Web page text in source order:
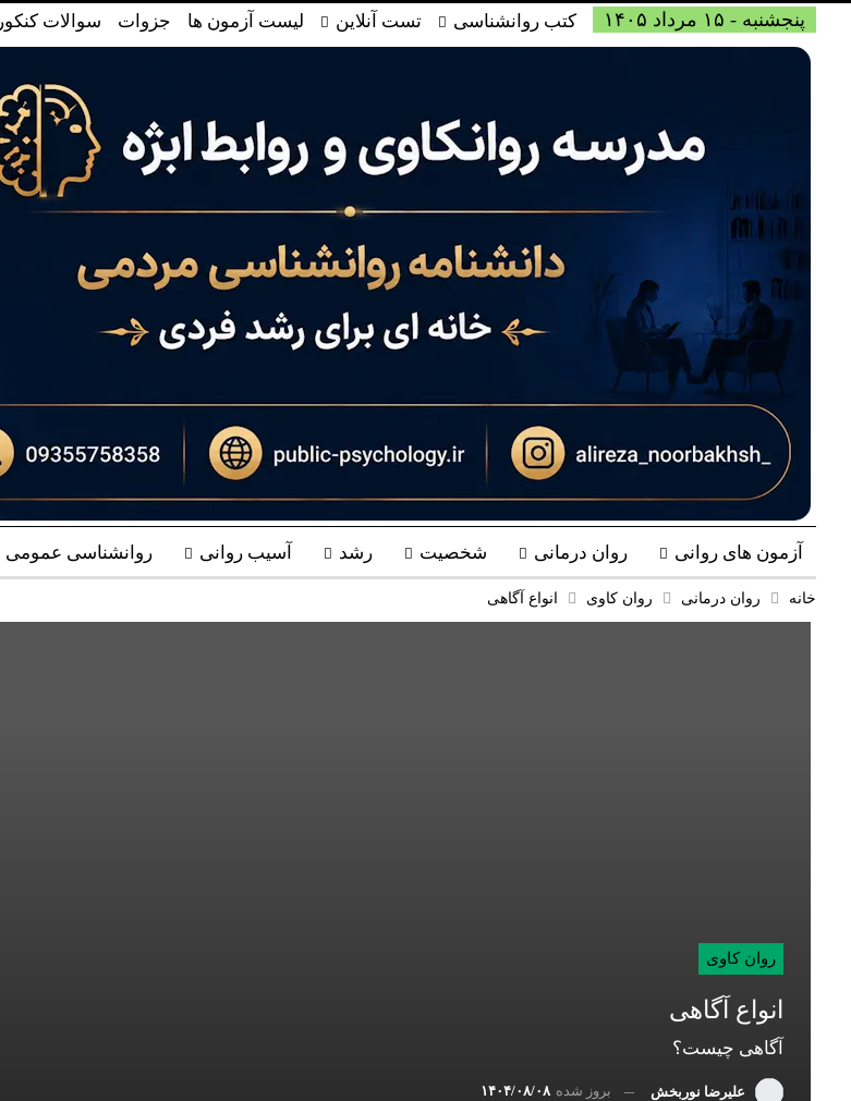
پنجشنبه - ۱۵ مرداد ۱۴۰۵ کتب روانشناسی تست آنلاین لیست آزمون ها جزوات سوالات کنکور
آزمون های روانی روان درمانی شخصیت رشد آسیب روانی روانشناسی عمومی
خانه روان درمانی روان کاوی انواع آگاهی
روان کاوی
انواع آگاهی
آگاهی چیست؟
علیرضا نوربخش بروز شده ۱۴۰۴/۰۸/۰۸